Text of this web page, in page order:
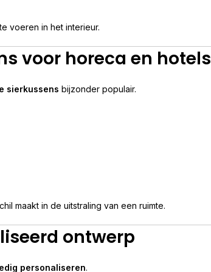
voeren in het interieur.
voor horeca en hotels
sierkussens bijzonder populair.
maakt in de uitstraling van een ruimte.
ontwerp
personaliseren.